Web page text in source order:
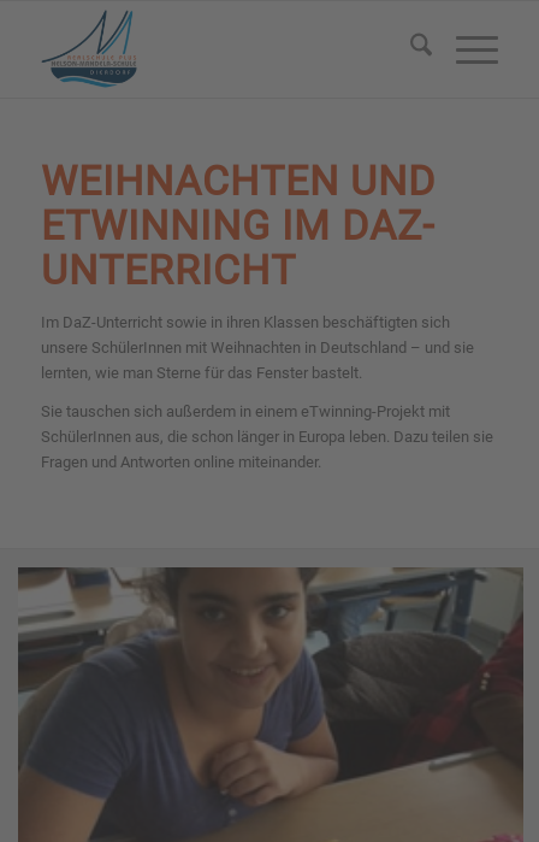
WEIHNACHTEN UND
ETWINNING IM DAZ-
UNTERRICHT
Im DaZ-Unterricht sowie in ihren Klassen beschäftigten sich
unsere SchülerInnen mit Weihnachten in Deutschland – und sie
lernten, wie man Sterne für das Fenster bastelt.
Sie tauschen sich außerdem in einem eTwinning-Projekt mit
SchülerInnen aus, die schon länger in Europa leben. Dazu teilen sie
Fragen und Antworten online miteinander.